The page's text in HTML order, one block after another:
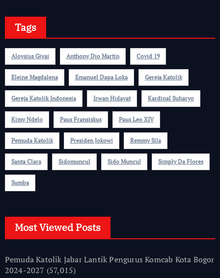
Tags
Aloysius Giyai Anthony Dio Martin Covid 19
Eleine Magdalena Emanuel Dapa Loka Gereja Katolik
Gereja Katolik Indonesia Irwan Hidayat Kardinal Suharyo
Kimy Ndelo Paus Fransiskus Paus Leo XIV
Pemuda Katolik Presiden Jokowi Remmy Sila
Santa Clara Sidomuncul Sido Muncul Simply Da Flores
Sumba
Most Viewed Posts
Pemuda Katolik Jabar Lantik Pengurus Komcab Kota Bogor
2024-2027 (57,015)